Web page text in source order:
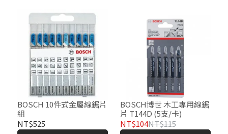
BOSCH 10件式金屬線鋸片
組
NT$525
BOSCH博世 木工專用線鋸
片 T144D (5支/卡)
NT$104NT$115